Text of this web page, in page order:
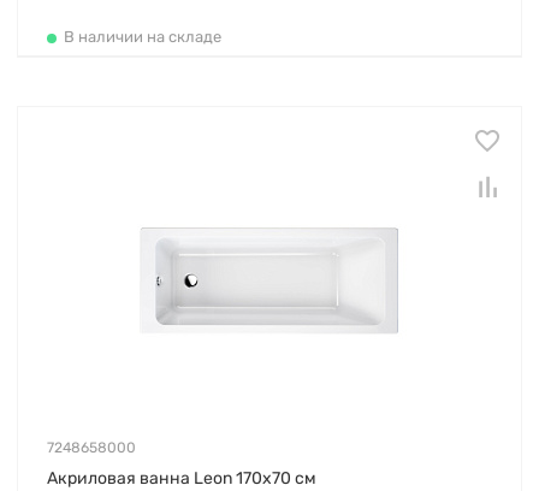
В наличии на складе
7248658000
Акриловая ванна Leon 170х70 см